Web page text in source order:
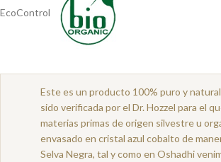
EcoControl
Este es un producto 100% puro y natural
sido verificada por el Dr. Hozzel para el
materias primas de origen silvestre u
envasado en cristal azul cobalto de
Selva Negra, tal y como en Oshadhi